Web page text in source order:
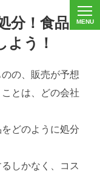
分！食品
よう！
の、販売が予想
とは、どの会社
どのように処分
しかなく、コス